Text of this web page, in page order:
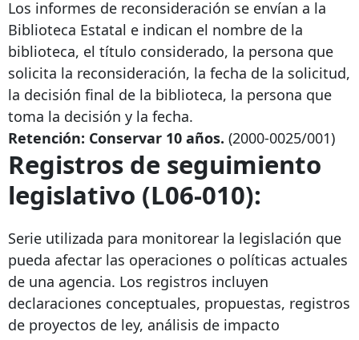
Los informes de reconsideración se envían a la
Biblioteca Estatal e indican el nombre de la
biblioteca, el título considerado, la persona que
solicita la reconsideración, la fecha de la solicitud,
la decisión final de la biblioteca, la persona que
toma la decisión y la fecha.
Retención: Conservar 10 años. (2000-0025/001)
Registros de seguimiento
legislativo (L06-010):
Serie utilizada para monitorear la legislación que
pueda afectar las operaciones o políticas actuales
de una agencia. Los registros incluyen
declaraciones conceptuales, propuestas, registros
de proyectos de ley, análisis de impacto